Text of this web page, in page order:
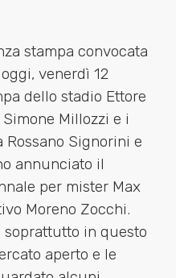
stampa convocata
venerdì 12
dello stadio Ettore
Millozzi e i
Rossano Signorini e
annunciato il
per mister Max
Moreno Zocchi.
soprattutto in questo
aperto e le